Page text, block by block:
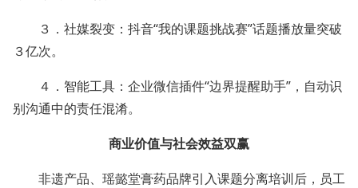
３．社媒裂变：抖音“我的课题挑战赛”话题播放量突破
３亿次。
４．智能工具：企业微信插件“边界提醒助手”，自动识
别沟通中的责任混淆。
商业价值与社会效益双赢
非遗产品、瑶懿堂膏药品牌引入课题分离培训后，员工